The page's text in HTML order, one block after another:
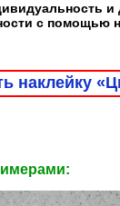
и
с помощью
наклейку